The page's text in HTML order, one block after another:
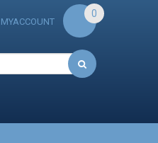
MYACCOUNT
0